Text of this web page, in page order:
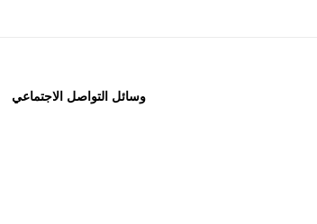
وسائل التواصل الاجتماعي